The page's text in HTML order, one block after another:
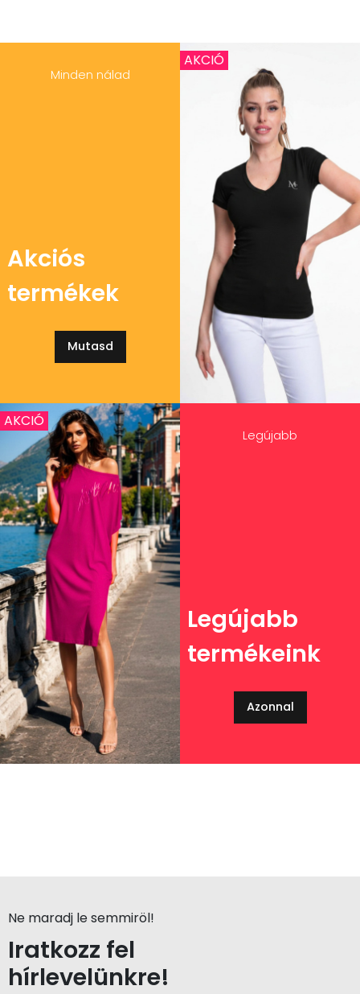
Minden nálad
Akciós
termékek
Mutasd
AKCIÓ
Legújabb
Legújabb
termékeink
Azonnal
AKCIÓ
Ne maradj le semmiröl!
Iratkozz fel
hírlevelünkre!